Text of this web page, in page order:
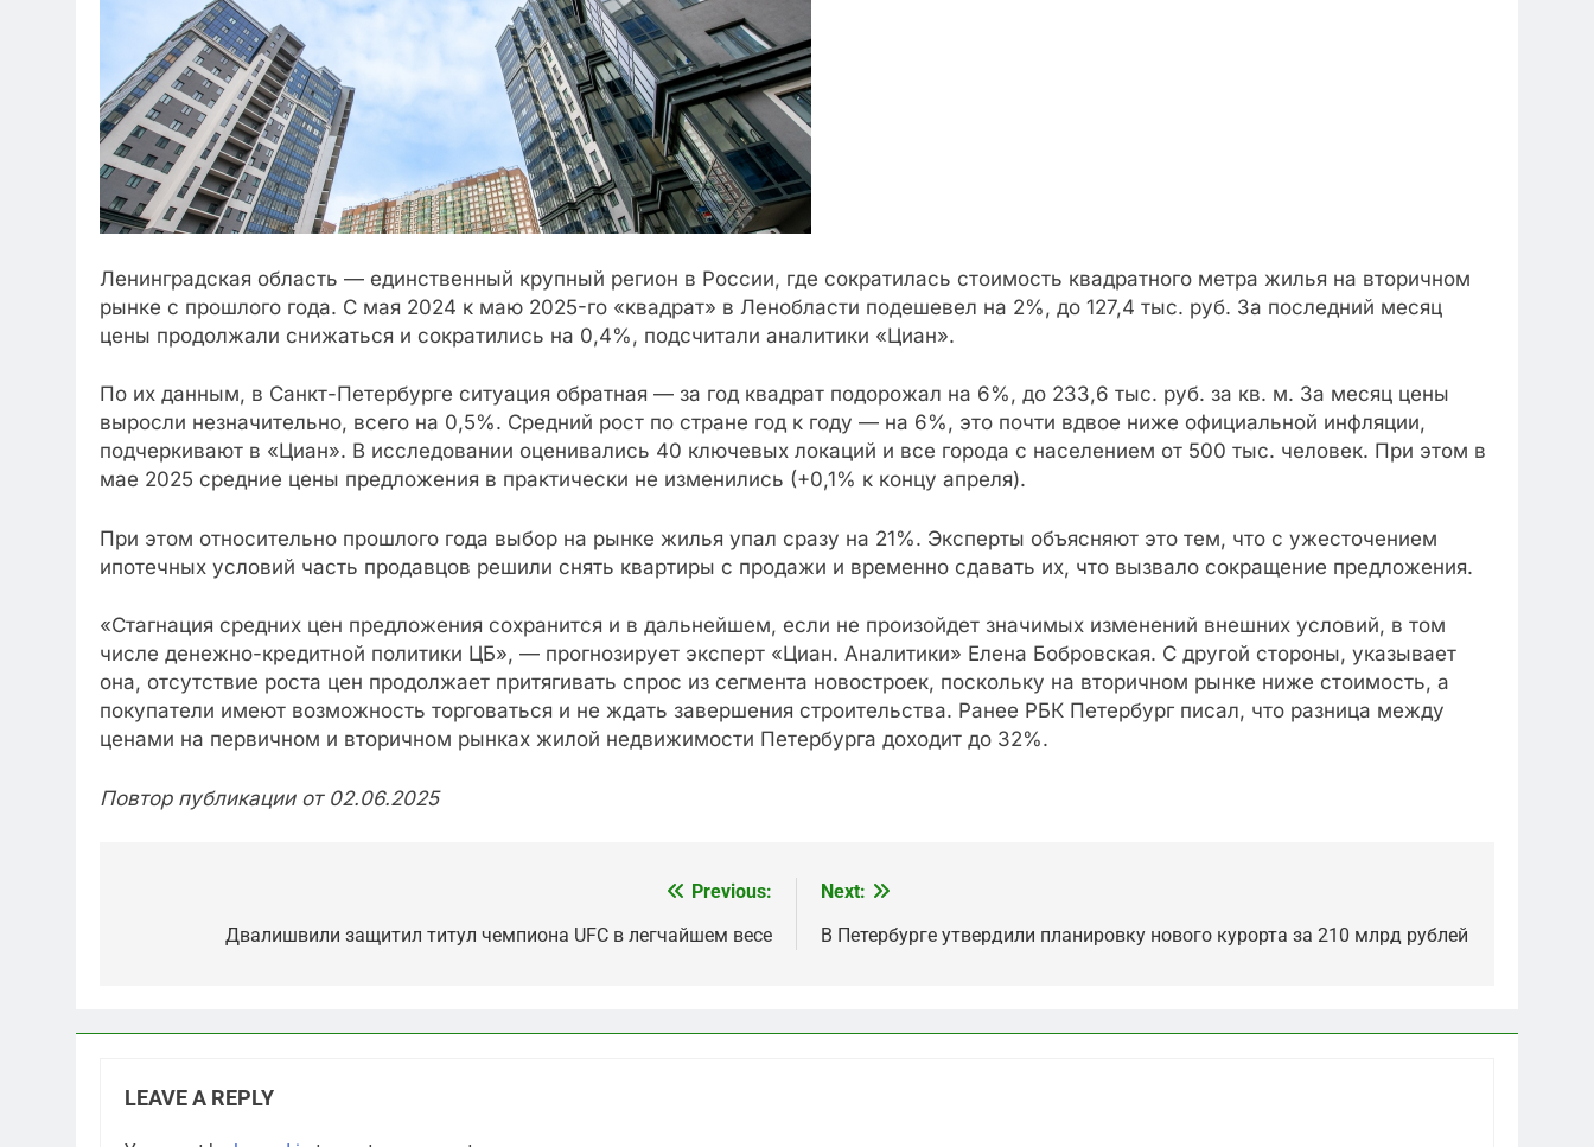
Ленинградская область — единственный крупный регион в России, где сократилась стоимость квадратного метра жилья на вторичном
рынке с прошлого года. С мая 2024 к маю 2025-го «квадрат» в Ленобласти подешевел на 2%, до 127,4 тыс. руб. За последний месяц
цены продолжали снижаться и сократились на 0,4%, подсчитали аналитики «Циан».
По их данным, в Санкт-Петербурге ситуация обратная — за год квадрат подорожал на 6%, до 233,6 тыс. руб. за кв. м. За месяц цены
выросли незначительно, всего на 0,5%. Средний рост по стране год к году — на 6%, это почти вдвое ниже официальной инфляции,
подчеркивают в «Циан». В исследовании оценивались 40 ключевых локаций и все города с населением от 500 тыс. человек. При этом в
мае 2025 средние цены предложения в практически не изменились (+0,1% к концу апреля).
При этом относительно прошлого года выбор на рынке жилья упал сразу на 21%. Эксперты объясняют это тем, что с ужесточением
ипотечных условий часть продавцов решили снять квартиры с продажи и временно сдавать их, что вызвало сокращение предложения.
«Стагнация средних цен предложения сохранится и в дальнейшем, если не произойдет значимых изменений внешних условий, в том
числе денежно-кредитной политики ЦБ», — прогнозирует эксперт «Циан. Аналитики» Елена Бобровская. С другой стороны, указывает
она, отсутствие роста цен продолжает притягивать спрос из сегмента новостроек, поскольку на вторичном рынке ниже стоимость, а
покупатели имеют возможность торговаться и не ждать завершения строительства. Ранее РБК Петербург писал, что разница между
ценами на первичном и вторичном рынках жилой недвижимости Петербурга доходит до 32%.
Повтор публикации от 02.06.2025
navigation
Previous:
Двалишвили защитил титул чемпиона UFC в легчайшем весе
Next:
В Петербурге утвердили планировку нового курорта за 210 млрд рублей
LEAVE A REPLY